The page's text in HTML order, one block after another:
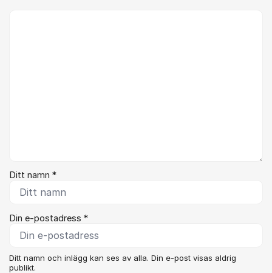
Ditt namn *
Din e-postadress *
Ditt namn och inlägg kan ses av alla. Din e-post visas aldrig
publikt.